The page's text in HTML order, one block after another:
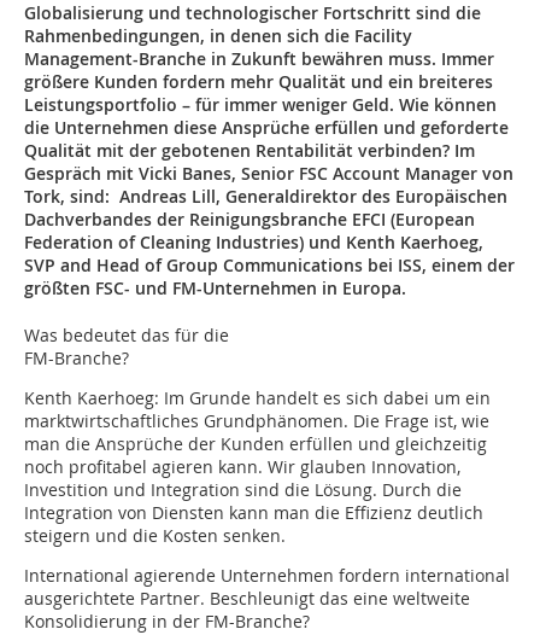
Globalisierung und technologischer Fortschritt sind die
Rahmenbedingungen, in denen sich die Facility
Management-Branche in Zukunft bewähren muss. Immer
größere Kunden fordern mehr Qualität und ein breiteres
Leistungsportfolio – für immer weniger Geld. Wie können
die Unternehmen diese Ansprüche erfüllen und geforderte
Qualität mit der gebotenen Rentabilität verbinden? Im
Gespräch mit Vicki Banes, Senior FSC Account Manager von
Tork, sind: Andreas Lill, Generaldirektor des Europäischen
Dachverbandes der Reinigungsbranche EFCI (European
Federation of Cleaning Industries) und Kenth Kaerhoeg,
SVP and Head of Group Communications bei ISS, einem der
größten FSC- und FM-Unternehmen in Europa.
Was bedeutet das für die
FM-Branche?
Kenth Kaerhoeg: Im Grunde handelt es sich dabei um ein
marktwirtschaftliches Grundphänomen. Die Frage ist, wie
man die Ansprüche der Kunden erfüllen und gleichzeitig
noch profitabel agieren kann. Wir glauben Innovation,
Investition und Integration sind die Lösung. Durch die
Integration von Diensten kann man die Effizienz deutlich
steigern und die Kosten senken.
International agierende Unternehmen fordern international
ausgerichtete Partner. Beschleunigt das eine weltweite
Konsolidierung in der FM-Branche?